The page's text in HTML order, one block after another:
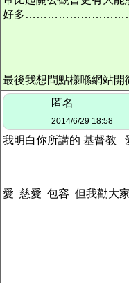
好多
最後我想問點樣喺網站開
匿名
2014/6/29 18:58
我明白你所講的 基督
愛 慈愛 包容 但我勸大